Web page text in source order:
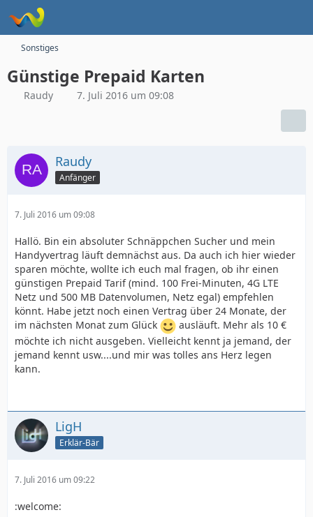
Sonstiges
Günstige Prepaid Karten
Raudy 7. Juli 2016 um 09:08
Raudy
Anfänger
7. Juli 2016 um 09:08
Hallö. Bin ein absoluter Schnäppchen Sucher und mein
Handyvertrag läuft demnächst aus. Da auch ich hier wieder
sparen möchte, wollte ich euch mal fragen, ob ihr einen
günstigen Prepaid Tarif (mind. 100 Frei-Minuten, 4G LTE
Netz und 500 MB Datenvolumen, Netz egal) empfehlen
könnt. Habe jetzt noch einen Vertrag über 24 Monate, der
im nächsten Monat zum Glück
ausläuft. Mehr als 10 €
möchte ich nicht ausgeben. Vielleicht kennt ja jemand, der
jemand kennt usw....und mir was tolles ans Herz legen
kann.
LigH
Erklär-Bär
7. Juli 2016 um 09:22
:welcome: